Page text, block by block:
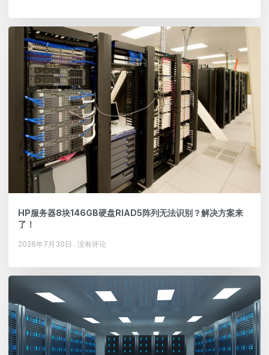
HP服务器8块146GB硬盘RIAD5阵列无法识别？解决方案来
了！
2026年7月30日 没有评论